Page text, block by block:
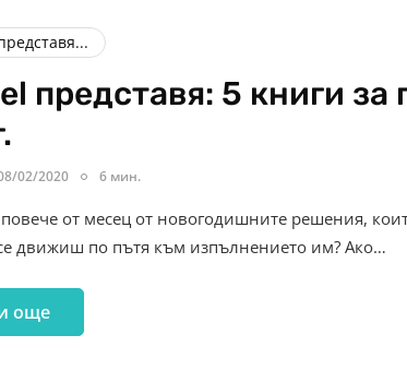
предстaвя: 5 книги за
02/2020 6 мин.
от месец от новогодишните решения,
движиш по пътя към изпълнението им? Ако…
още